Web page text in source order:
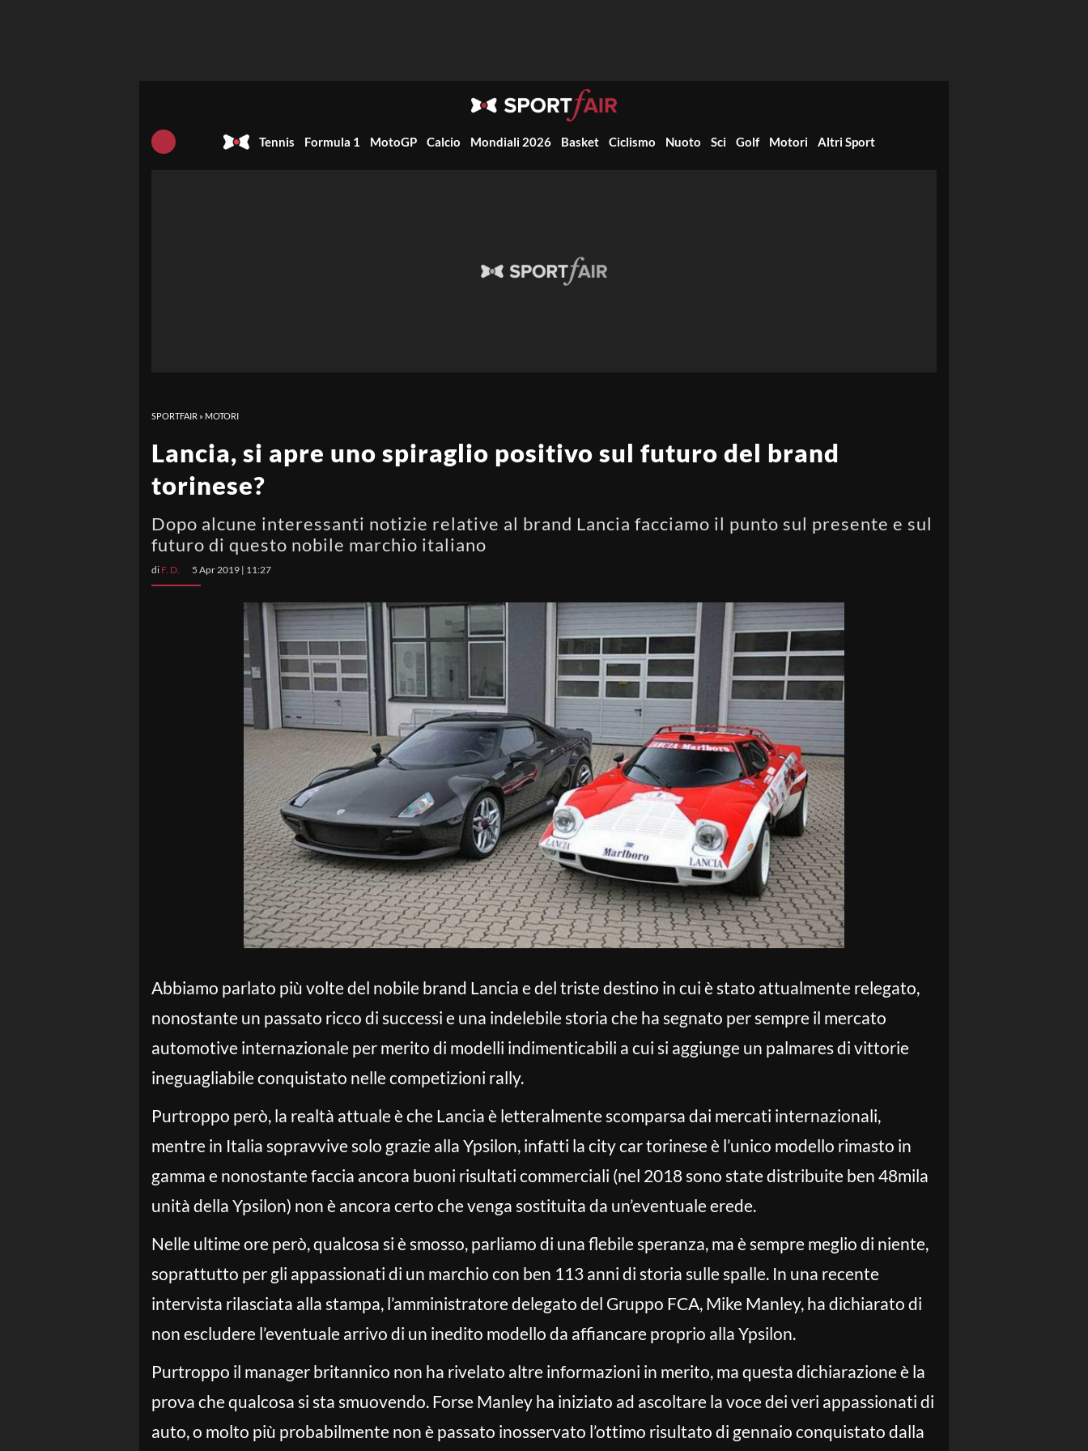
Tennis Formula 1 MotoGP Calcio Mondiali 2026 Basket Ciclismo Nuoto Sci Golf Motori Altri Sport
SPORTFAIR » MOTORI
Lancia, si apre uno spiraglio positivo sul futuro del brand
torinese?
Dopo alcune interessanti notizie relative al brand Lancia facciamo il punto sul presente e sul
futuro di questo nobile marchio italiano
di F. D. 5 Apr 2019 | 11:27
Abbiamo parlato più volte del nobile brand Lancia e del triste destino in cui è stato attualmente relegato,
nonostante un passato ricco di successi e una indelebile storia che ha segnato per sempre il mercato
automotive internazionale per merito di modelli indimenticabili a cui si aggiunge un palmares di vittorie
ineguagliabile conquistato nelle competizioni rally.
Purtroppo però, la realtà attuale è che Lancia è letteralmente scomparsa dai mercati internazionali,
mentre in Italia sopravvive solo grazie alla Ypsilon, infatti la city car torinese è l’unico modello rimasto in
gamma e nonostante faccia ancora buoni risultati commerciali (nel 2018 sono state distribuite ben 48mila
unità della Ypsilon) non è ancora certo che venga sostituita da un’eventuale erede.
Nelle ultime ore però, qualcosa si è smosso, parliamo di una flebile speranza, ma è sempre meglio di niente,
soprattutto per gli appassionati di un marchio con ben 113 anni di storia sulle spalle. In una recente
intervista rilasciata alla stampa, l’amministratore delegato del Gruppo FCA, Mike Manley, ha dichiarato di
non escludere l’eventuale arrivo di un inedito modello da affiancare proprio alla Ypsilon.
Purtroppo il manager britannico non ha rivelato altre informazioni in merito, ma questa dichiarazione è la
prova che qualcosa si sta smuovendo. Forse Manley ha iniziato ad ascoltare la voce dei veri appassionati di
auto, o molto più probabilmente non è passato inosservato l’ottimo risultato di gennaio conquistato dalla